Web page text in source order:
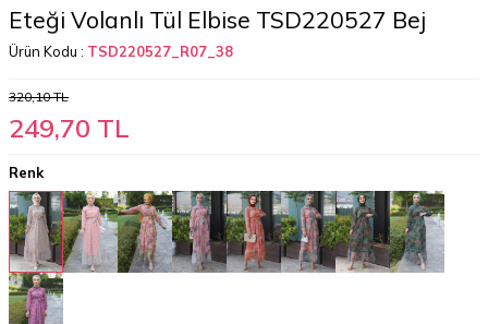
Eteği Volanlı Tül Elbise TSD220527 Bej
Ürün Kodu : TSD220527_R07_38
320,10TL
249,70 TL
Renk